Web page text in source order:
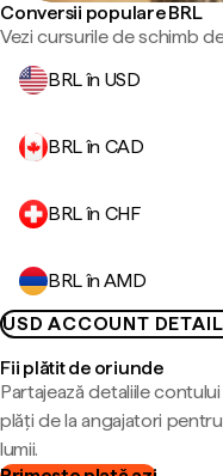
Conversii populare BRL
Vezi cursurile de schimb
BRL în USD
BRL în CAD
BRL în CHF
BRL în AMD
USD ACCOUNT
Fii plătit de oriunde
Partajează detaliile contului
plăți de la angajatori
lumii.